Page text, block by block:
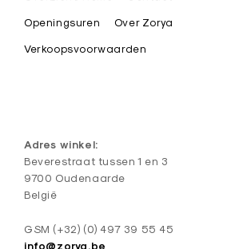
s
t
i
d
e
s
i
g
Openingsuren Over Zorya
Verkoopsvoorwaarden
Adres winkel:
Beverestraat tussen 1 en 3
9700 Oudenaarde
België
GSM (+32) (0) 497 39 55 45